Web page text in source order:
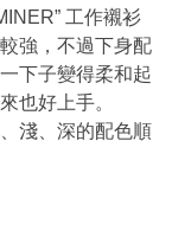
” 工作襯衫
強，不過下身配
下子變得柔和起
也好上手。
淺、深的配色順